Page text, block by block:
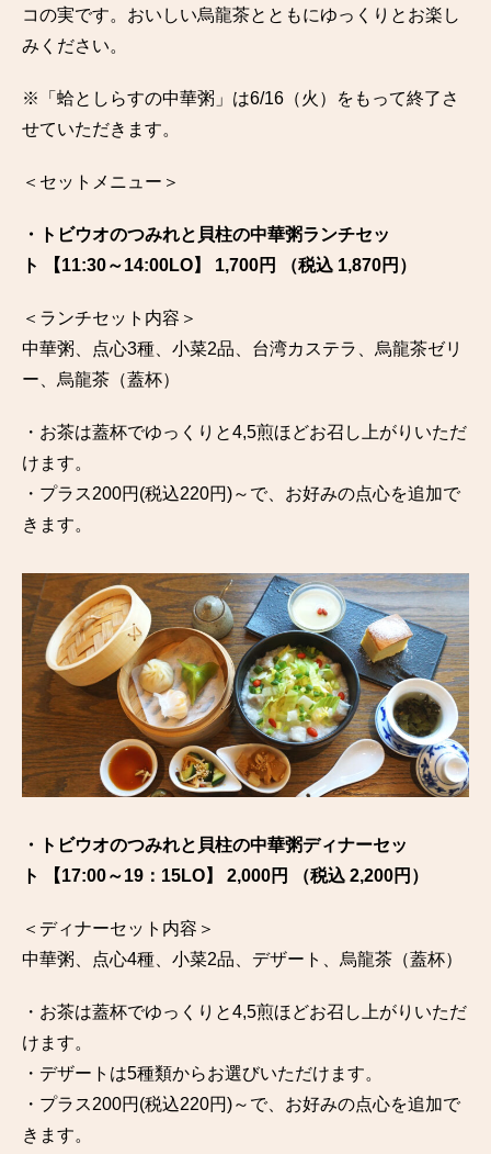
コの実です。おいしい烏龍茶とともにゆっくりとお楽し
みください。
※「蛤としらすの中華粥」は6/16（火）をもって終了さ
せていただきます。
＜セットメニュー＞
・トビウオのつみれと貝柱の中華粥ランチセッ
ト 【11:30～14:00LO】 1,700円 （税込 1,870円）
＜ランチセット内容＞
中華粥、点心3種、小菜2品、台湾カステラ、烏龍茶ゼリ
ー、烏龍茶（蓋杯）
・お茶は蓋杯でゆっくりと4,5煎ほどお召し上がりいただ
けます。
・プラス200円(税込220円)～で、お好みの点心を追加で
きます。
・トビウオのつみれと貝柱の中華粥ディナーセッ
ト 【17:00～19：15LO】 2,000円 （税込 2,200円）
＜ディナーセット内容＞
中華粥、点心4種、小菜2品、デザート、烏龍茶（蓋杯）
・お茶は蓋杯でゆっくりと4,5煎ほどお召し上がりいただ
けます。
・デザートは5種類からお選びいただけます。
・プラス200円(税込220円)～で、お好みの点心を追加で
きます。